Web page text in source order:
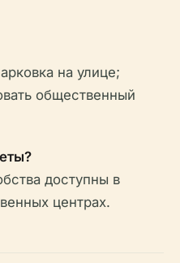
на улице;
общественный
доступны в
центрах.